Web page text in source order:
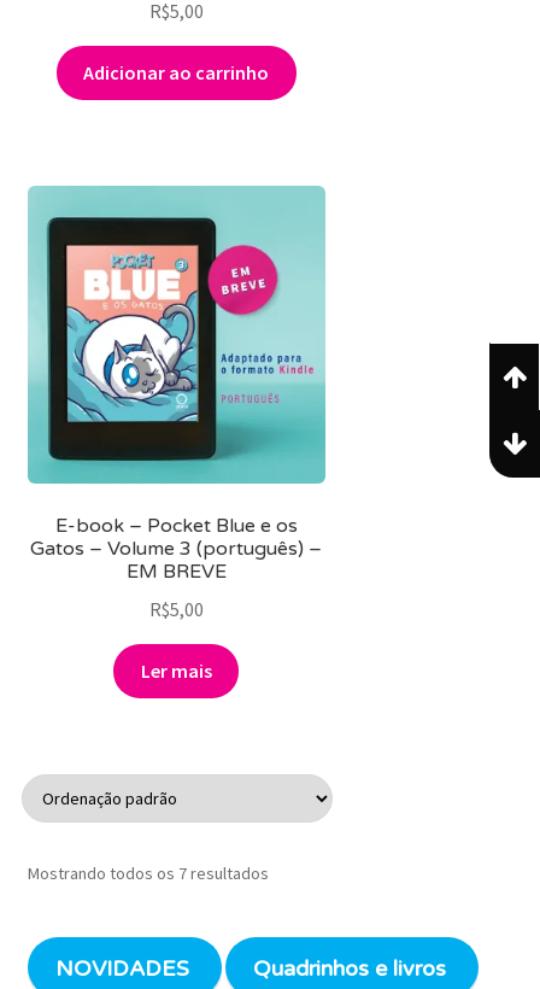
R$5,00
Adicionar ao carrinho
E-book – Pocket Blue e os
Gatos – Volume 3 (português) –
EM BREVE
R$5,00
Ler mais
Mostrando todos os 7 resultados
NOVIDADES Quadrinhos e livros